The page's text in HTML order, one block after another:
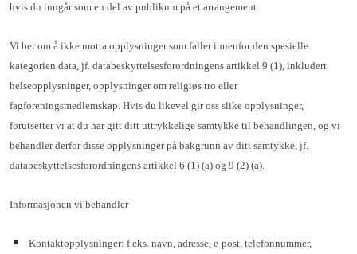
hvis du inngår som en del av publikum på et arrangement.
Vi ber om å ikke motta opplysninger som faller innenfor den spesielle
kategorien data, jf. databeskyttelsesforordningens artikkel 9 (1), inkludert
helseopplysninger, opplysninger om religiøs tro eller
fagforeningsmedlemskap. Hvis du likevel gir oss slike opplysninger,
forutsetter vi at du har gitt ditt uttrykkelige samtykke til behandlingen, og vi
behandler derfor disse opplysninger på bakgrunn av ditt samtykke, jf.
databeskyttelsesforordningens artikkel 6 (1) (a) og 9 (2) (a).
Informasjonen vi behandler
Kontaktopplysninger: f.eks. navn, adresse, e-post, telefonnummer,